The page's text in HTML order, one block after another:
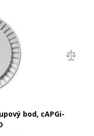
bod, cAPGi-